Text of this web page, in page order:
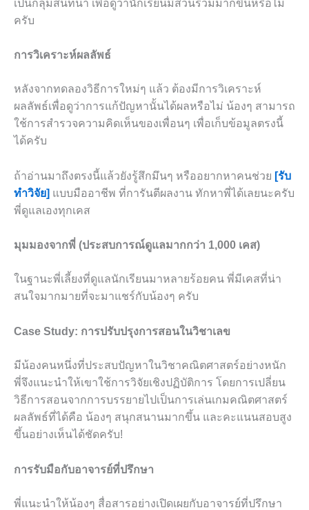
เป็นกลุ่มสนทนา เพื่อดูว่านักเรียนมีส่วนร่วมมากขึ้นหรือไม่
ครับ
การวิเคราะห์ผลลัพธ์
หลังจากทดลองวิธีการใหม่ๆ แล้ว ต้องมีการวิเคราะห์
ผลลัพธ์เพื่อดูว่าการแก้ปัญหานั้นได้ผลหรือไม่ น้องๆ สามารถ
ใช้การสำรวจความคิดเห็นของเพื่อนๆ เพื่อเก็บข้อมูลตรงนี้
ได้ครับ
ถ้าอ่านมาถึงตรงนี้แล้วยังรู้สึกมึนๆ หรืออยากหาคนช่วย [รับ
ทำวิจัย] แบบมืออาชีพ ที่การันตีผลงาน ทักหาพี่ได้เลยนะครับ
พี่ดูแลเองทุกเคส
มุมมองจากพี่ (ประสบการณ์ดูแลมากกว่า 1,000 เคส)
ในฐานะพี่เลี้ยงที่ดูแลนักเรียนมาหลายร้อยคน พี่มีเคสที่น่า
สนใจมากมายที่จะมาแชร์กับน้องๆ ครับ
Case Study: การปรับปรุงการสอนในวิชาเลข
มีน้องคนหนึ่งที่ประสบปัญหาในวิชาคณิตศาสตร์อย่างหนัก
พี่จึงแนะนำให้เขาใช้การวิจัยเชิงปฏิบัติการ โดยการเปลี่ยน
วิธีการสอนจากการบรรยายไปเป็นการเล่นเกมคณิตศาสตร์
ผลลัพธ์ที่ได้คือ น้องๆ สนุกสนานมากขึ้น และคะแนนสอบสูง
ขึ้นอย่างเห็นได้ชัดครับ!
การรับมือกับอาจารย์ที่ปรึกษา
พี่แนะนำให้น้องๆ สื่อสารอย่างเปิดเผยกับอาจารย์ที่ปรึกษา